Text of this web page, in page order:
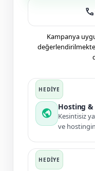
call
Kampanya
public
Hosting
Kesintisiz
ve